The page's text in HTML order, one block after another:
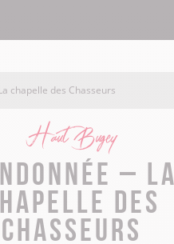
chapelle des Chasseurs
Haut Bugey
– La
des
Chasseurs